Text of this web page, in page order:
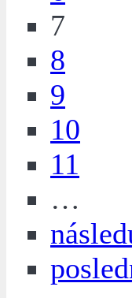
7
8
9
10
11
…